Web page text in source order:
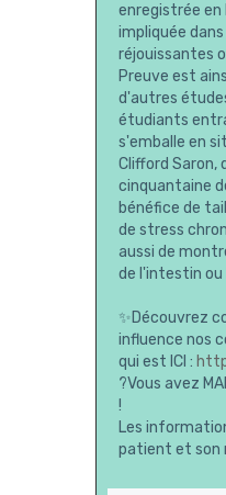
enregistrée en
impliquée
réjouissantes
Preuve est
d'autres
étudiants
s'emballe en
Clifford Saron,
cinquantaine
bénéfice de
de stress
aussi de
de l'intestin ou
✨Découvrez
influence nos
qui est ICI :
?Vous avez
!
Les
patient et son